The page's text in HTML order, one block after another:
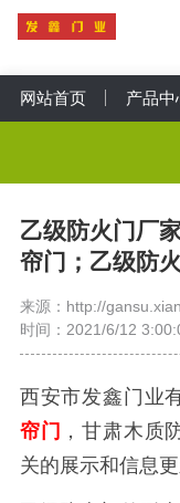
网站首页 产品中
乙级防火门厂
帘门；乙级防
来源：http://
时间：2021/6/12
西安市发鑫门业
帘门 ，甘肃木质
关的展示和信息